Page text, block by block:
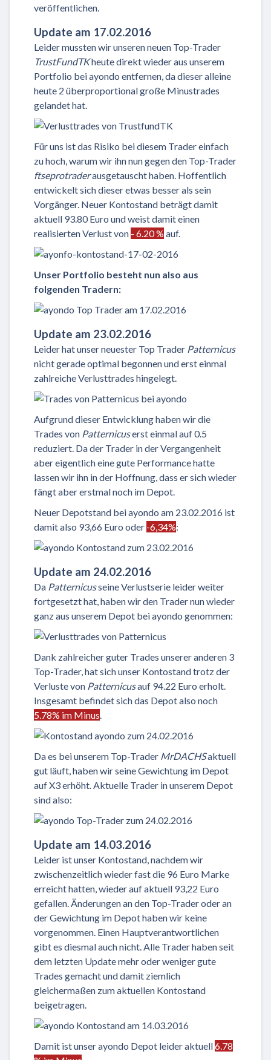
veröffentlichen.
Update am 17.02.2016
Leider mussten wir unseren neuen Top-Trader
TrustFundTKheute direkt wieder aus unserem
Portfolio bei ayondo entfernen, da dieser alleine
heute 2 überproportional große Minustrades
gelandet hat.
Für uns ist das Risiko bei diesem Trader einfach
zu hoch, warum wir ihn nun gegen den Top-Trader
ftseprotraderausgetauscht haben. Hoffentlich
entwickelt sich dieser etwas besser als sein
Vorgänger. Neuer Kontostand beträgt damit
aktuell 93.80 Euro und weist damit einen
realisierten Verlust von - 6.20 % auf.
Unser Portfolio besteht nun also aus
folgenden Tradern:
Update am 23.02.2016
Leider hat unser neuester Top Trader Patternicus
nicht gerade optimal begonnen und erst einmal
zahlreiche Verlusttrades hingelegt.
Aufgrund dieser Entwicklung haben wir die
Trades von Patternicuserst einmal auf 0.5
reduziert. Da der Trader in der Vergangenheit
aber eigentlich eine gute Performance hatte
lassen wir ihn in der Hoffnung, dass er sich wieder
fängt aber erstmal noch im Depot.
Neuer Depotstand bei ayondo am 23.02.2016 ist
damit also 93,66 Euro oder -6,34%:
Update am 24.02.2016
Da Patternicusseine Verlustserie leider weiter
fortgesetzt hat, haben wir den Trader nun wieder
ganz aus unserem Depot bei ayondo genommen:
Dank zahlreicher guter Trades unserer anderen 3
Top-Trader, hat sich unser Kontostand trotz der
Verluste von Patternicusauf 94.22 Euro erholt.
Insgesamt befindet sich das Depot also noch
5.78% im Minus.
Da es bei unserem Top-Trader MrDACHSaktuell
gut läuft, haben wir seine Gewichtung im Depot
auf X3 erhöht. Aktuelle Trader in unserem Depot
sind also:
Update am 14.03.2016
Leider ist unser Kontostand, nachdem wir
zwischenzeitlich wieder fast die 96 Euro Marke
erreicht hatten, wieder auf aktuell 93,22 Euro
gefallen. Änderungen an den Top-Trader oder an
der Gewichtung im Depot haben wir keine
vorgenommen. Einen Hauptverantwortlichen
gibt es diesmal auch nicht. Alle Trader haben seit
dem letzten Update mehr oder weniger gute
Trades gemacht und damit ziemlich
gleichermaßen zum aktuellen Kontostand
beigetragen.
Damit ist unser ayondo Depot leider aktuell6.78